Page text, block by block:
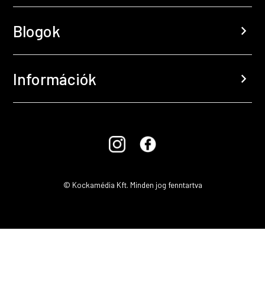
Blogok chevron_right
Információk chevron_right
© Kockamédia Kft. Minden jog fenntartva